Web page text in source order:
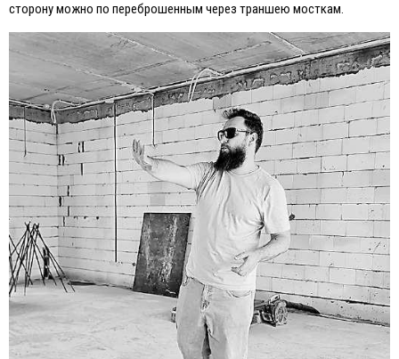
сторону можно по переброшенным через траншею мосткам.